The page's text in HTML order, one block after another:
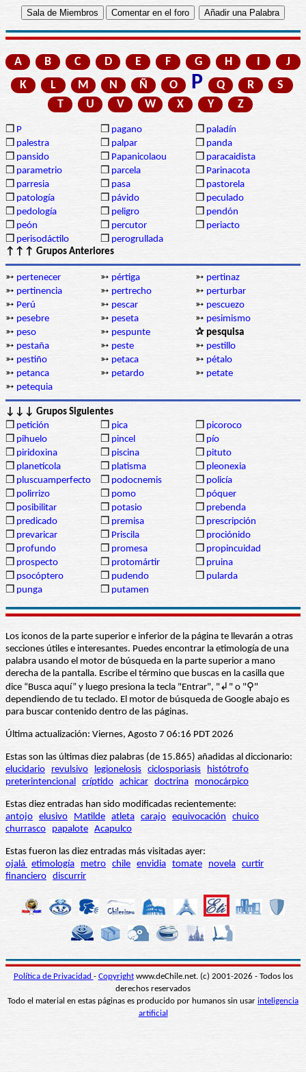
A B C D E F G H I
J
K
L M N Ñ O P Q R
S
T
U V W X Y Z
❒ P ❒ pagano ❒ paladín
❒ palestra ❒ palpar ❒ panda
❒ pansido ❒ Papanicolaou ❒ paracaidista
❒ parametrio ❒ parcela ❒ Parinacota
❒ parresia ❒ pasa ❒ pastorela
❒ patología ❒ pávido ❒ peculado
❒ pedología ❒ peligro ❒ pendón
❒ peón ❒ percutor ❒ periacto
❒ perisodáctilo ❒ perogrullada
↑↑↑ Grupos Anteriores
➳ pertenecer ➳ pértiga ➳ pertinaz
➳ pertinencia ➳ pertrecho ➳ perturbar
➳ Perú ➳ pescar ➳ pescuezo
➳ pesebre ➳ peseta ➳ pesimismo
➳ peso ➳ pespunte
✰ pesquisa
➳ pestaña ➳ peste ➳ pestillo
➳ pestiño ➳ petaca ➳ pétalo
➳ petanca ➳ petardo ➳ petate
➳ petequia
↓↓↓ Grupos Siguientes
❒ petición ❒ pica ❒ picoroco
❒ pihuelo ❒ pincel ❒ pío
❒ piridoxina ❒ piscina ❒ pituto
❒ planetícola ❒ platisma ❒ pleonexia
❒ pluscuamperfecto ❒ podocnemis ❒ policía
❒ polirrizo ❒ pomo ❒ póquer
❒ posibilitar ❒ potasio ❒ prebenda
❒ predicado ❒ premisa ❒ prescripción
❒ prevaricar ❒ Priscila ❒ prociónido
❒ profundo ❒ promesa ❒ propincuidad
❒ prospecto ❒ protomártir ❒ pruina
❒ psocóptero ❒ pudendo ❒ pularda
❒ punga ❒ putamen
Los iconos de la parte superior e inferior de la página te llevarán a otras
secciones útiles e interesantes. Puedes encontrar la etimología de una
palabra usando el motor de búsqueda en la parte superior a mano
derecha de la pantalla. Escribe el término que buscas en la casilla que
dice “Busca aquí” y luego presiona la tecla "Entrar", "↲" o "⚲"
dependiendo de tu teclado. El motor de búsqueda de Google abajo es
para buscar contenido dentro de las páginas.
Última actualización: Viernes, Agosto 7 06:16 PDT 2026
Estas son las últimas diez palabras (de 15.865) añadidas al diccionario:
elucidario
revulsivo legionelosis ciclosporiasis
histótrofo
preterintencional críptido achicar doctrina monocárpico
Estas diez entradas han sido modificadas recientemente:
antojo elusivo Matilde atleta carajo equivocación
chuico
churrasco
papalote Acapulco
Estas fueron las diez entradas más visitadas ayer:
ojalá etimología metro chile envidia tomate novela curtir
financiero discurrir
Política de Privacidad - Copyrightwww.deChile.net. (c) 2001-2026 - Todos los
derechos reservados
Todo el material en estas páginas es producido por humanos sin usar inteligencia
artificial